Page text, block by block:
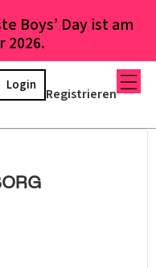
Boys’ Day ist am
2026.
Registrieren
Login